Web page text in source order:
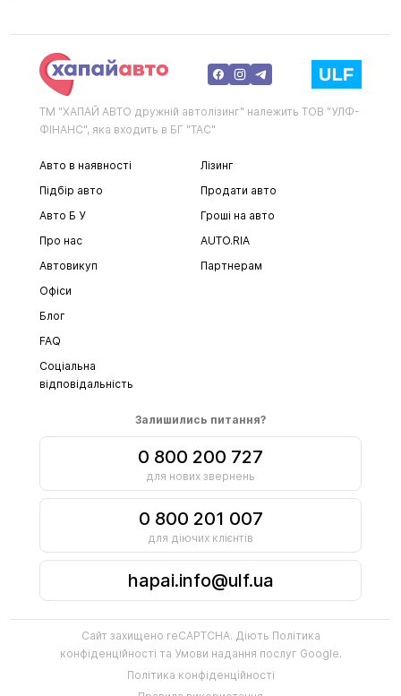
ТМ "ХАПАЙ АВТО дружній автолізинг" належить ТОВ "УЛФ-
ФІНАНС", яка входить в БГ "ТАС"
Авто в наявності
Підбір авто
Авто Б У
Про нас
Автовикуп
Лізинг
Продати авто
Гроші на авто
AUTO.RIA
Партнерам
Офіси
Блог
FAQ
Соціальна
відповідальність
Залишились питання?
0 800 200 727
для нових звернень
0 800 201 007
для діючих клієнтів
hapai.info@ulf.ua
Політика конфіденційності
Сайт захищено reCAPTCHA. Діють Політика
конфіденційності та Умови надання послуг Google.